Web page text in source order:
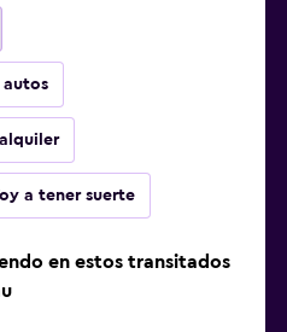
autos
a tener suerte
en estos transitados